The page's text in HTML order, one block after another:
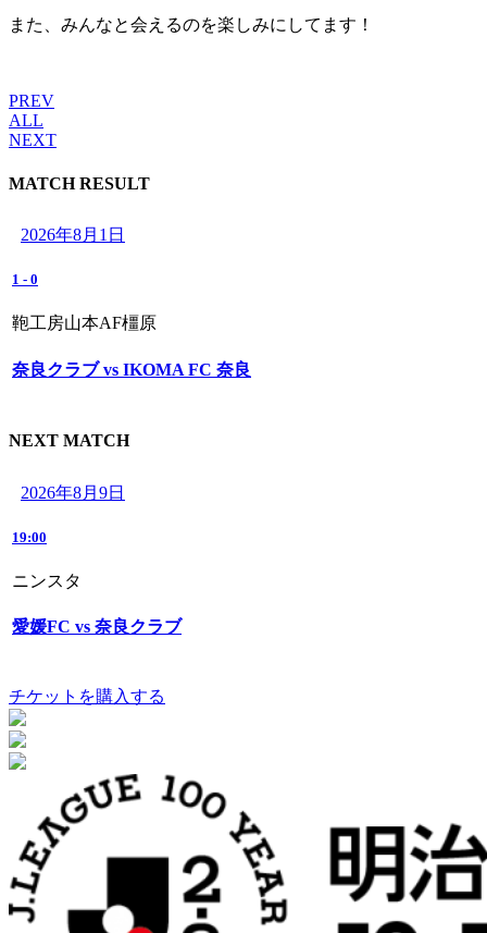
また、みんなと会えるのを楽しみにしてます！
PREV
ALL
NEXT
MATCH RESULT
2026年8月1日
1 - 0
鞄工房山本AF橿原
奈良クラブ vs IKOMA FC 奈良
NEXT MATCH
2026年8月9日
19:00
ニンスタ
愛媛FC vs 奈良クラブ
チケットを購入する